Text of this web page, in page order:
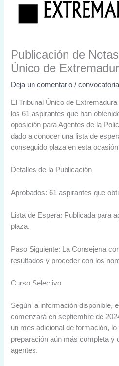
Publicación de
Único de
Deja un comentario /convocatoria
El Tribunal Único de
los 61 aspirantes que han
oposición para Agentes de la
dado a conocer una lista de
conseguido plaza en esta ocasión.
Detalles de la Publicación
Aprobados: 61 aspirantes que
Lista de Espera: Publicada para
plaza.
Paso Siguiente: La Consejería
resultados y proceder con los
Curso Selectivo
Según la información disponible,
comenzará en septiembre de
un mes adicional de formación,
preparación aún más completa y
agentes.